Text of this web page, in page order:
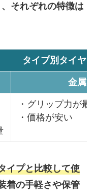
それぞれの特徴は
タイプ別タイヤ
金属製
・グリップ力が最
・価格が安い
イプと比較して使
着の手軽さや保管